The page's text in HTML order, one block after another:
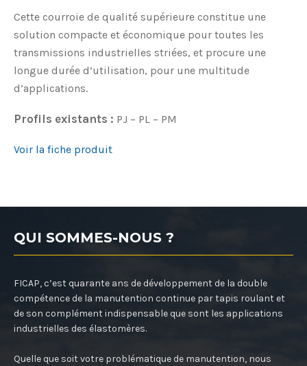
Cette courroie de qualité supérieure constitue une
solution compacte et économique pour toutes les
transmissions industrielles striées, et procure une
longue durée d’utilisation, pour une multitude
d’applications.
Profils existants : PJ – PL – PM
Voir la fiche produit
QUI SOMMES-NOUS ?
FICAP, c’est quarante ans de développement de la double
compétence de la manutention continue par tapis roulant et
de son complément indispensable que sont les applications
industrielles des élastomères.
Quelle que soit votre problématique de manutention, nous